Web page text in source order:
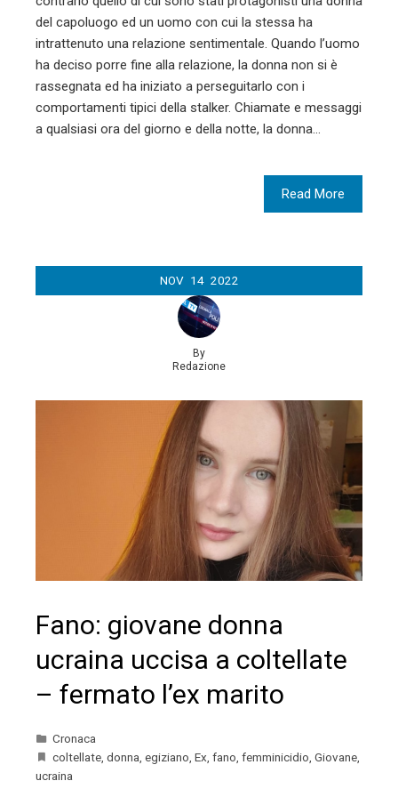
del capoluogo ed un uomo con cui la stessa ha
intrattenuto una relazione sentimentale. Quando l’uomo
ha deciso porre fine alla relazione, la donna non si è
rassegnata ed ha iniziato a perseguitarlo con i
comportamenti tipici della stalker. Chiamate e messaggi
a qualsiasi ora del giorno e della notte, la donna…
Read More
NOV 14 2022
By
Redazione
Fano: giovane donna
ucraina uccisa a coltellate
– fermato l’ex marito
Cronaca
coltellate donna egiziano Ex fano femminicidio Giovane
ucraina